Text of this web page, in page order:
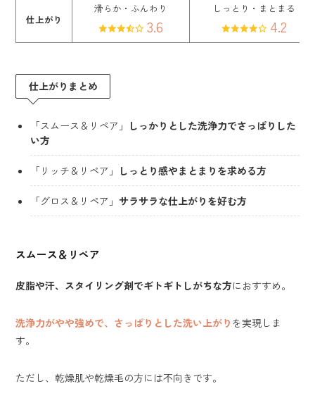
仕上がり
滑らか・ふんわり
3.6
しっとり・まとまる
4.2
仕上がりまとめ
「スムース＆リペア」 しっかりとした洗浄力でさっぱりした
い方
「リッチ＆リペア」 しっとり感やまとまりを求める方
「グロス＆リペア」サラサラな仕上がりを好む方
スムース＆リペア
皮脂や汗、スタイリング剤でギトギトしがちな方におすすめ。
洗浄力がやや強めで、さっぱりとした洗い上がり を実現しま
す。
ただし、乾燥肌や乾燥毛の方には不向きです。